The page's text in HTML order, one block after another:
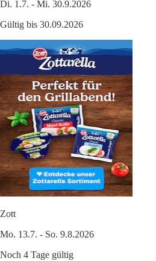
Di. 1.7. - Mi. 30.9.2026
Gültig bis 30.09.2026
Zott
Mo. 13.7. - So. 9.8.2026
Noch 4 Tage gültig